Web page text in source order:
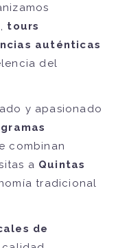
, tours
auténticas
del
y apasionado
combinan
a Quintas
tradicional
de